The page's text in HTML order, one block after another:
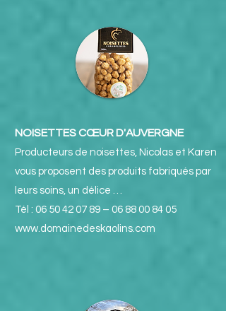
NOISETTES CŒUR D'AUVERGNE
Producteurs de noisettes, Nicolas et Karen
vous proposent des produits fabriqués par
leurs soins, un délice …
Tél : 06 50 42 07 89– 06 88 00 84 05
www.domainedeskaolins.com